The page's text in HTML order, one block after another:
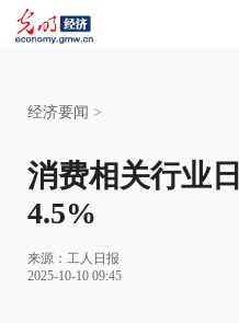
经济要闻 >
消费相关行业
4.5%
来源： 工人日报
2025-10-10 09:45